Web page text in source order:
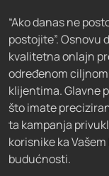
“Ako danas ne
postojite”.
kvalitetna onlajn
određenom
klijentima. Glavne
što imate
ta kampanja
korisnike ka
budućnosti.